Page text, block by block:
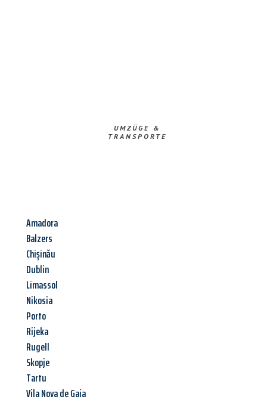
UMZÜGE &
TRANSPORTE
Amadora
Balzers
Chișinău
Dublin
Limassol
Nikosia
Porto
Rijeka
Rugell
Skopje
Tartu
Vila Nova de Gaia